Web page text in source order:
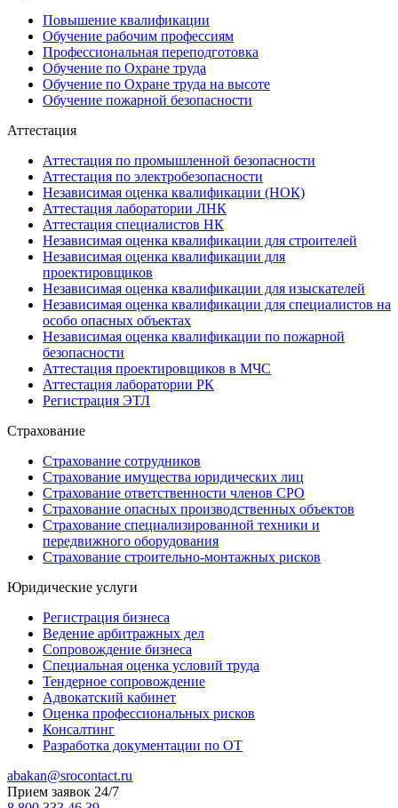
Повышение квалификации
Обучение рабочим профессиям
Профессиональная переподготовка
Обучение по Охране труда
Обучение по Охране труда на высоте
Обучение пожарной безопасности
Аттестация
Аттестация по промышленной безопасности
Аттестация по электробезопасности
Независимая оценка квалификации (НОК)
Аттестация лаборатории ЛНК
Аттестация специалистов НК
Независимая оценка квалификации для строителей
Независимая оценка квалификации для
проектировщиков
Независимая оценка квалификации для изыскателей
Независимая оценка квалификации для специалистов на
особо опасных объектах
Независимая оценка квалификации по пожарной
безопасности
Аттестация проектировщиков в МЧС
Аттестация лаборатории РК
Регистрация ЭТЛ
Страхование
Страхование сотрудников
Страхование имущества юридических лиц
Страхование ответственности членов СРО
Страхование опасных производственных объектов
Страхование специализированной техники и
передвижного оборудования
Страхование строительно-монтажных рисков
Юридические услуги
Регистрация бизнеса
Ведение арбитражных дел
Сопровождение бизнеса
Специальная оценка условий труда
Тендерное сопровождение
Адвокатский кабинет
Оценка профессиональных рисков
Консалтинг
Разработка документации по ОТ
abakan@srocontact.ru
Прием заявок 24/7